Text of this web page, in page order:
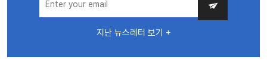
지난 뉴스레터 보기 +